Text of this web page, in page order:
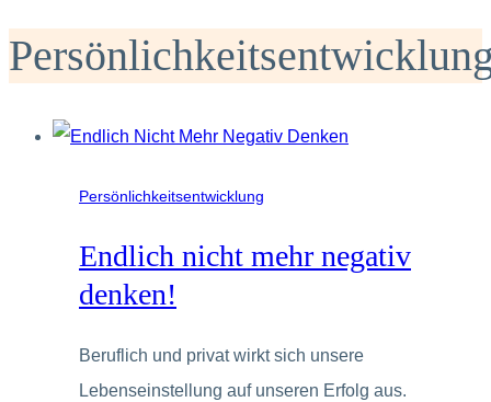
Persönlichkeitsentwicklung
Endlich nicht mehr negativ
denken!
Beruflich und privat wirkt sich unsere
Lebenseinstellung auf unseren Erfolg aus.